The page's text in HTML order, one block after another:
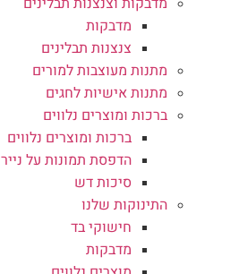
מדבקות
צנצנות תבלינים
מתנות מעוצבות למורים
מתנות אישיות לחגים
ברכות ומוצרים נלווים
ברכות ומוצרים נלווים
הדפסת תמונות על נייר
סיכות דש
התינוקות שלנו
חישוקי בד
מדבקות